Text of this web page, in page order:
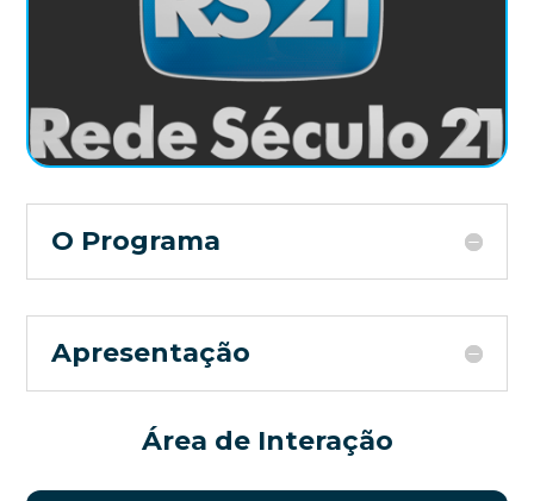
O Programa
Apresentação
Área de Interação